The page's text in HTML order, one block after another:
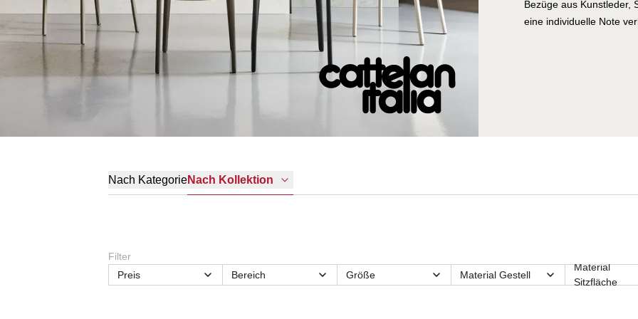
Bezüge aus Kunstleder,
eine individuelle Note
Nach KategorieNach Kollektion
Filter
Preis
Bereich Größe Material Gestell
Material
Sitzfläche